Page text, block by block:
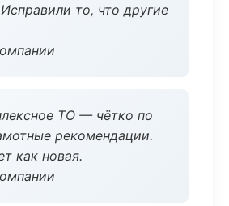
то, что другие
ТО — чётко по
рекомендации.
как новая.